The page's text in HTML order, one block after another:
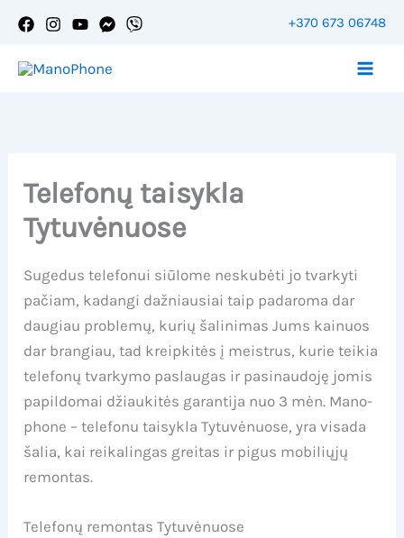
Pereiti
prie
turinio
+370 673 06748
Telefonų taisykla
Tytuvėnuose
Sugedus telefonui siūlome neskubėti jo tvarkyti
pačiam, kadangi dažniausiai taip padaroma dar
daugiau problemų, kurių šalinimas Jums kainuos
dar brangiau, tad kreipkitės į meistrus, kurie teikia
telefonų tvarkymo paslaugas ir pasinaudoję jomis
papildomai džiaukitės garantija nuo 3 mėn. Mano-
phone – telefonu taisykla Tytuvėnuose, yra visada
šalia, kai reikalingas greitas ir pigus mobiliųjų
remontas.
Telefonų remontas Tytuvėnuose